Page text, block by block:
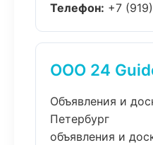
Телефон: +7
ООО 24
Объявления и
Петербург
объявления и